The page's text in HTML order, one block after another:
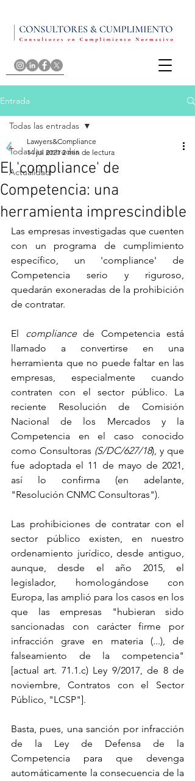
Entrada
Todas las entradas
Actualidad
Todas las entradas
El 'compliance' de
Competencia: una
herramienta imprescindible
Lawyers&Compliance
14 jul 2021 2 min de lectura
Las empresas investigadas que cuenten
con un programa de cumplimiento
específico, un 'compliance' de
Competencia serio y riguroso,
quedarán exoneradas de la prohibición
de contratar.
El compliance de Competencia está
llamado a convertirse en una
herramienta que no puede faltar en las
empresas, especialmente cuando
contraten con el sector público. La
reciente Resolución de Comisión
Nacional de los Mercados y la
Competencia en el caso conocido
como Consultoras (S/DC/627/18), y que
fue adoptada el 11 de mayo de 2021,
así lo confirma (en adelante,
"Resolución CNMC Consultoras").
Las prohibiciones de contratar con el
sector público existen, en nuestro
ordenamiento jurídico, desde antiguo,
aunque, desde el año 2015, el
legislador, homologándose con
Europa, las amplió para los casos en los
que las empresas "hubieran sido
sancionadas con carácter firme por
infracción grave en materia (...), de
falseamiento de la competencia"
[actual art. 71.1.c) Ley 9/2017, de 8 de
noviembre, Contratos con el Sector
Público, "LCSP"].
Basta, pues, una sanción por infracción
de la Ley de Defensa de la
Competencia para que devenga
automáticamente la consecuencia de la